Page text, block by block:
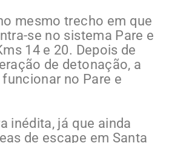
mesmo trecho em que
se no sistema Pare e
14 e 20. Depois de
de detonação, a
no Pare e
inédita, já que ainda
de escape em Santa